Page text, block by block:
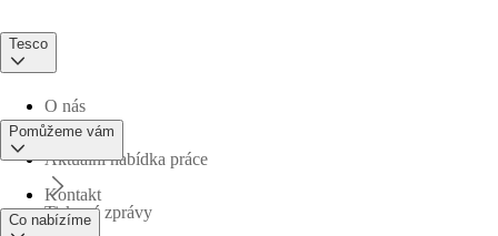
Tesco
O nás
Aktuální nabídka práce
Tiskové zprávy
Pomůžeme vám
Kontakt
Co nabízíme